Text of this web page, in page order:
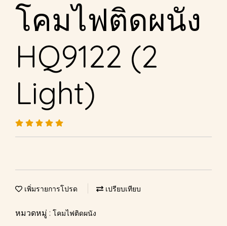
โคมไฟติดผนัง
HQ9122 (2
Light)
เพิ่มรายการโปรด เปรียบเทียบ
หมวดหมู่ : โคมไฟติดผนัง